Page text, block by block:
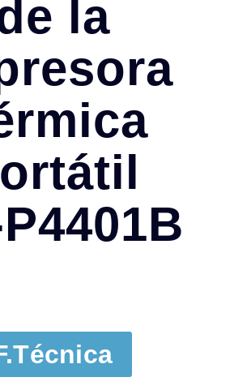
la